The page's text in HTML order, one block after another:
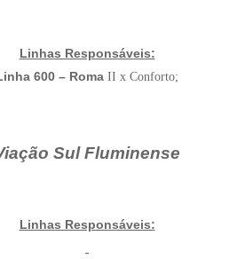
Linhas Responsáveis:
600 – Roma II x Conforto;
Sul Fluminense
Linhas Responsáveis: